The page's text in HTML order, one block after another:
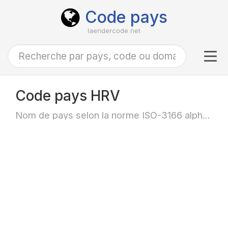
Code pays
laendercode.net
Code pays HRV
Nom de pays selon la norme ISO-3166 alpha-3